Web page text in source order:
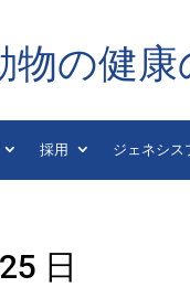
物の健康
採用 ジェネシス
日